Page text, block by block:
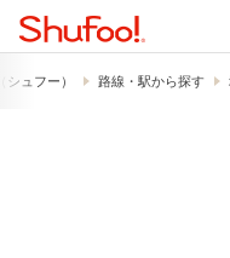
ュフー） 路線・駅から探す